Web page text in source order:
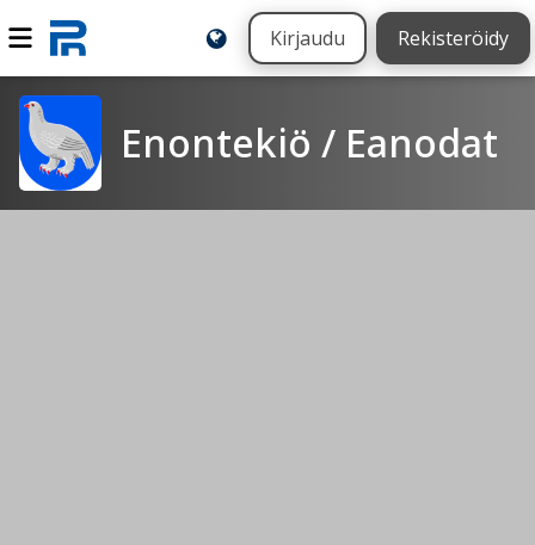
Kirjaudu Rekisteröidy
Enontekiö / Eanodat